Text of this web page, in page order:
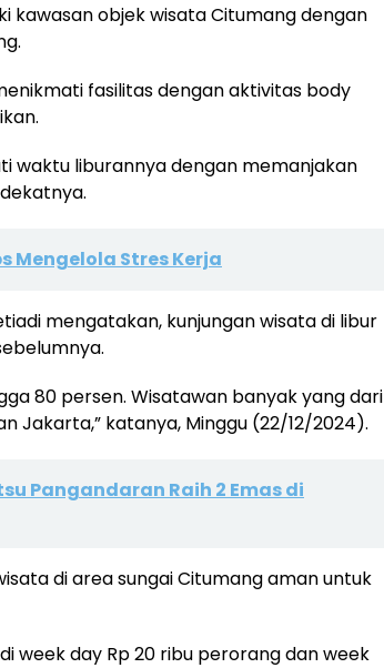
kawasan objek wisata Citumang dengan
fasilitas dengan aktivitas body
waktu liburannya dengan memanjakan
Mengelola Stres Kerja
mengatakan, kunjungan wisata di libur
80 persen. Wisatawan banyak yang dari
Jakarta,” katanya, Minggu (22/12/2024).
Pangandaran Raih 2 Emas di
di area sungai Citumang aman untuk
week day Rp 20 ribu perorang dan week